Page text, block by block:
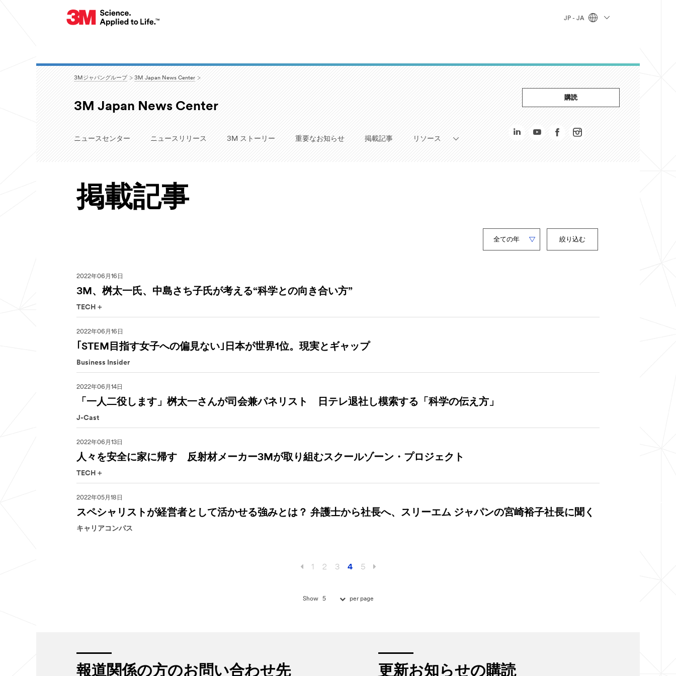
JP - JA
3Mジャパングループ 3M Japan News Center
3M Japan News Center
ニュースセンター ニュースリリース 3M ストーリー 重要なお知らせ 掲載記事 リソース
購読
掲載記事
絞り込む
2022年06月16日
3M、桝太一氏、中島さち子氏が考える“科学との向き合い方”
TECH＋
2022年06月16日
｢STEM目指す女子への偏見ない｣日本が世界1位。現実とギャップ
Business Insider
2022年06月14日
「一人二役します」桝太一さんが司会兼パネリスト 日テレ退社し模索する「科学の伝え方」
J-Cast
2022年06月13日
人々を安全に家に帰す 反射材メーカー3Mが取り組むスクールゾーン・プロジェクト
TECH＋
2022年05月18日
スペシャリストが経営者として活かせる強みとは？ 弁護士から社長へ、スリーエム ジャパンの宮崎裕子社長に聞く
キャリアコンパス
Show 5 per page
1 2 3 4 5
報道関係の方のお問い合わせ先 更新お知らせの購読